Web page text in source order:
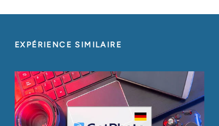
EXPÉRIENCE SIMILAIRE